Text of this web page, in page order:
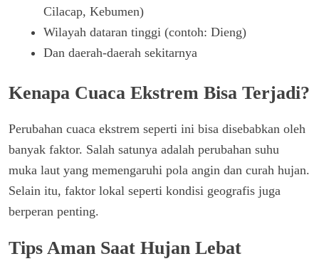
Cilacap, Kebumen)
Wilayah dataran tinggi (contoh: Dieng)
Dan daerah-daerah sekitarnya
Kenapa Cuaca Ekstrem Bisa Terjadi?
Perubahan cuaca ekstrem seperti ini bisa disebabkan oleh
banyak faktor. Salah satunya adalah perubahan suhu
muka laut yang memengaruhi pola angin dan curah hujan.
Selain itu, faktor lokal seperti kondisi geografis juga
berperan penting.
Tips Aman Saat Hujan Lebat